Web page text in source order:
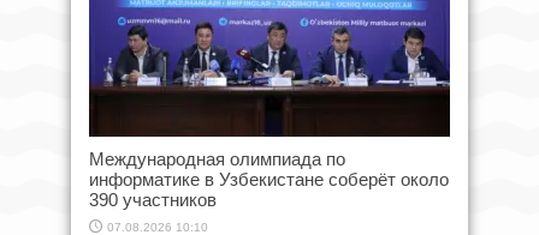
Международная олимпиада по
информатике в Узбекистане соберёт около
390 участников
07.08.2026 10:10